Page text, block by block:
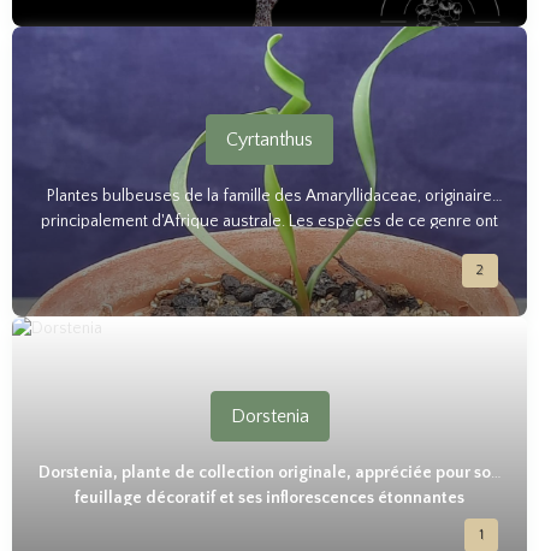
Cyrtanthus
Plantes bulbeuses de la famille des Amaryllidaceae, originaire
principalement d'Afrique australe. Les espèces de ce genre ont
des feuilles étroites et des fleurs en forme de trompette dans
des nuances de rouge, orange, rose ou blanc.
2
Dorstenia
Dorstenia, plante de collection originale, appréciée pour son
feuillage décoratif et ses inflorescences étonnantes
1